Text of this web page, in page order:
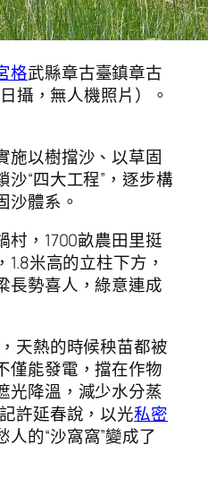
格武縣章古臺鎮章古
攝，無人機照片）。
施以樹擋沙、以草固
“四大工程”，逐步構
沙體系。
村，1700畝農田里挺
米高的立柱下方，
長勢喜人，綠意連成
天熱的時候秧苗都被
僅能發電，擋在作物
光降溫，減少水分蒸
許延春說，以光私密
的“沙窩窩”變成了